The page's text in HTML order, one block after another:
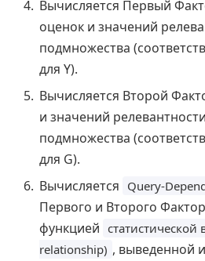
Вычисляется Первый
оценок и значений
подмножества
для Y).
Вычисляется Второй
и значений
подмножества
для G).
Вычисляется Query-
Первого и Второго
функцией статистической
relationship) , выведенной